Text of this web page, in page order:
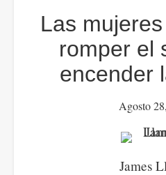
Las
romper el
encender
Agosto
James